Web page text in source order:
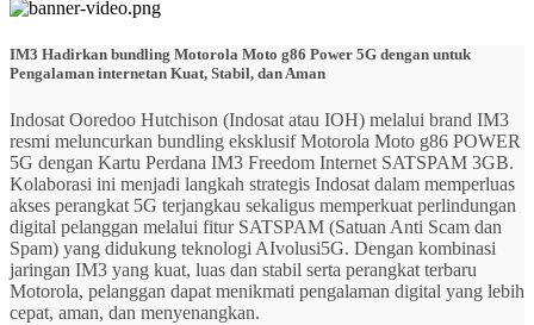
IM3 Hadirkan bundling Motorola Moto g86 Power 5G dengan untuk
Pengalaman internetan Kuat, Stabil, dan Aman
Indosat Ooredoo Hutchison (Indosat atau IOH) melalui brand IM3
resmi meluncurkan bundling eksklusif Motorola Moto g86 POWER
5G dengan Kartu Perdana IM3 Freedom Internet SATSPAM 3GB.
Kolaborasi ini menjadi langkah strategis Indosat dalam memperluas
akses perangkat 5G terjangkau sekaligus memperkuat perlindungan
digital pelanggan melalui fitur SATSPAM (Satuan Anti Scam dan
Spam) yang didukung teknologi AIvolusi5G. Dengan kombinasi
jaringan IM3 yang kuat, luas dan stabil serta perangkat terbaru
Motorola, pelanggan dapat menikmati pengalaman digital yang lebih
cepat, aman, dan menyenangkan.